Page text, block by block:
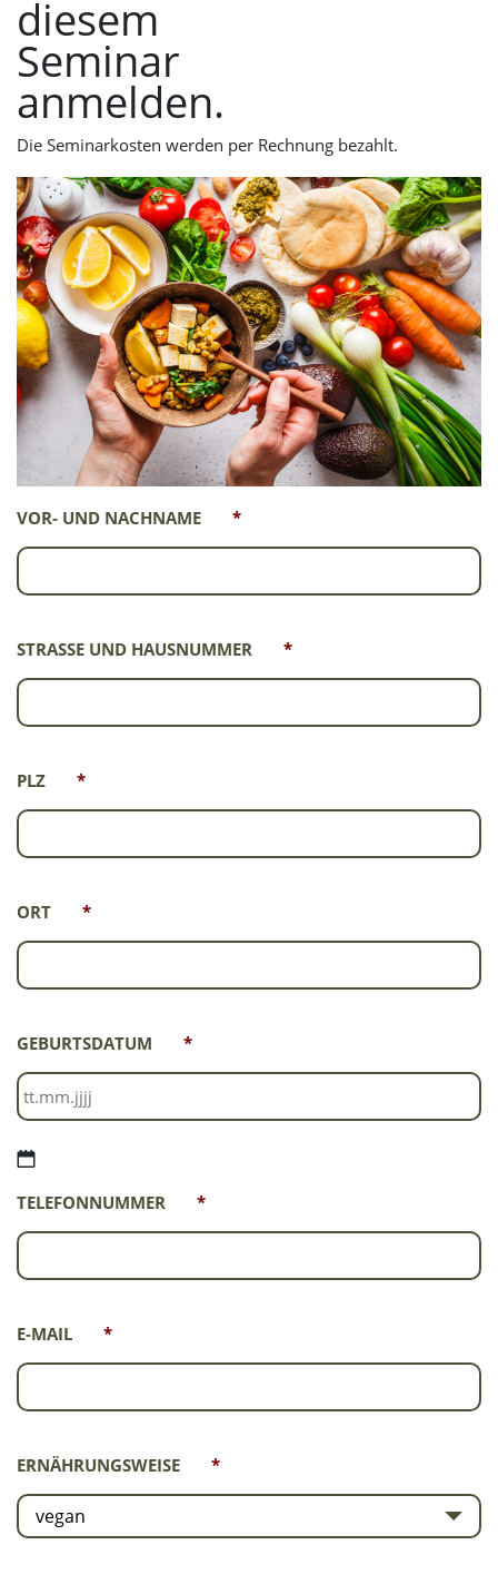
diesem
Seminar
anmelden.
Die Seminarkosten werden per Rechnung bezahlt.
VOR- UND NACHNAME *
STRASSE UND HAUSNUMMER *
PLZ *
ORT *
GEBURTSDATUM *
Punkt
MM
Punkt
TELEFONNUMMER *
E-MAIL *
ERNÄHRUNGSWEISE *
vegan